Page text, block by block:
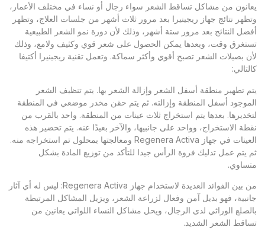
يعانون من مشاكل تساقط الشعر سواء رجال أو نساء في مختلف الأعمار،
وتظهر نتائج جهاز ريجينيرا بعد مرور ثلاث أشهر من جلسات العلاج، وتظهر
أفضل النتائج بعد مرور ستة أشهر، وذلك لأن دورة نمو الشعر الطبيعية
تستغرق وقت، وبعدها يمكن الحصول على شعر قوي وكثيف ولامع، وذلك
لأن بصيلات الشعر تصبح أقوي وأكثر سماكة. وتعمل تقنية ريجينيرا أكتيفا
كالتالي:
يتم تطهير منطقة أسفل الشعر وإزالة الشعر بها. يتم تنظيف الشعر
الموجود أسفل المنطقة وإزالته. ثم يتم حقن مخدر موضعي في المنطقة
لتخديرها. بعدها يتم استخراج ثلاث عينات من المنطقة. واحد بالقرب من
نقطة الاستخراج، وواحد على جانبيها، والآخر بعيدًا عنه. يتم تحضير هذه
العينات في جهاز Regenera Activa ومعالجتها بمحلول تم استخراجه منه.
ثم يتم عمل تدليك فروة الرأس جيدا للتأكد من توزيع المادة بشكل
متساوي.
من بين الفوائد العديدة لاستخدام جهاز Regenera Activa: ليس له أي آثار
جانبية، فهو بديل آمن وفعال لزراعة الشعر، ويزيل المشاكل المرتبطة
بالصلع الوراثي لدى الرجال، ويحل مشاكل النساء اللواتي يعانين من
تساقط الشعر الشديد.